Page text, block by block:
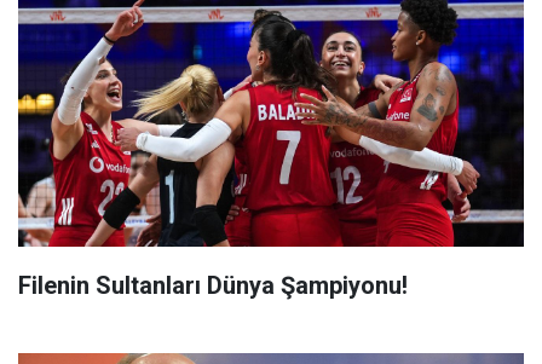
Filenin Sultanları Dünya Şampiyonu!